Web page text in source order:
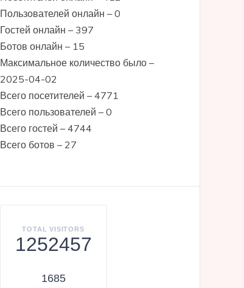
Пользователей онлайн – 0
Гостей онлайн – 397
Ботов онлайн – 15
Максимальное количество было –
2025-04-02
Всего посетителей – 4771
Всего пользователей – 0
Всего гостей – 4744
Всего ботов – 27
TOTAL VISITORS
1252457
1685